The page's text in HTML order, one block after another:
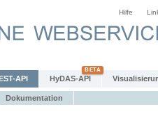
Hilfe
API HyDAS-API
Dokumentation